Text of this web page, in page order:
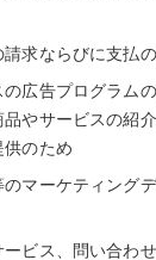
請求ならびに支払
広告プログラム
やサービスの紹
のため
のマーケティング
ービス、問い合わ